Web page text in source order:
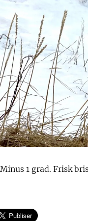
Minus 1 grad. Frisk